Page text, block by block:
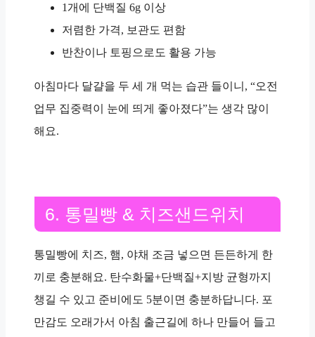
1개에 단백질 6g 이상
저렴한 가격, 보관도 편함
반찬이나 토핑으로도 활용 가능
아침마다 달걀을 두 세 개 먹는 습관 들이니, “오전
업무 집중력이 눈에 띄게 좋아졌다”는 생각 많이
해요.
6. 통밀빵 & 치즈샌드위치
통밀빵에 치즈, 햄, 야채 조금 넣으면 든든하게 한
끼로 충분해요. 탄수화물+단백질+지방 균형까지
챙길 수 있고 준비에도 5분이면 충분하답니다. 포
만감도 오래가서 아침 출근길에 하나 만들어 들고